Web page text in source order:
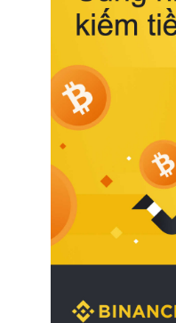
Bên cạnh đó,
sản phẩm
tế còn giúp
khuẩn và
thời tiết nóng
thêm các
động của
phòng ngủ
người tại
Link) để có
2. Các tiêu
chăn ga gối
ngủ
Để sở hữu
cao cấp
công năng,
nhắc kỹ